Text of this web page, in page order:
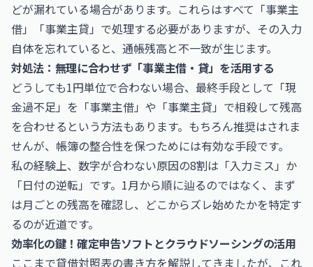
どが漏れている場合があります。これらはすべて「事業主
借」「事業主貸」で処理する必要がありますが、その入力
自体を忘れていると、通帳残高と不一致が生じます。
対処法：無理に合わせず「事業主借・貸」を活用する
どうしても1円単位で合わない場合、最終手段として「現
金過不足」を「事業主借」や「事業主貸」で相殺して残高
を合わせるという方法もあります。もちろん推奨はされま
せんが、帳簿の整合性を保つためには有効な手段です。
私の経験上、数字が合わない原因の8割は「入力ミス」か
「日付の逆転」です。1月から順に辿るのではなく、まず
は月ごとの残高を確認し、どこからズレ始めたかを特定す
るのが近道です。
効率化の鍵！確定申告ソフトとクラウドソーシングの活用
ここまで貸借対照表の書き方を解説してきましたが、これ